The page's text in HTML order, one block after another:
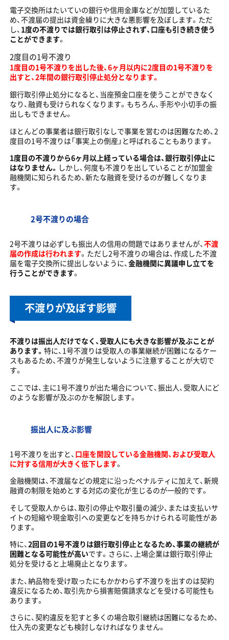
電子交換所はたいていの銀行や信用金庫などが加盟しているた
め、不渡届の提出は資金繰りに大きな悪影響を及ぼします。ただ
し、 1度の不渡りでは銀行取引は停止されず、口座も引き続き使う
ことができます。
2度目の1号不渡り
1度目の1号不渡りを出した後、6ヶ月以内に2度目の1号不渡りを
出すと、2年間の銀行取引停止処分となります。
銀行取引停止処分になると、当座預金口座を使うことができなく
なり、融資も受けられなくなります。もちろん、手形や小切手の振
出しもできません。
ほとんどの事業者は銀行取引なしで事業を営むのは困難なため、2
度目の1号不渡りは「事実上の倒産」と呼ばれることもあります。
1度目の不渡りから6ヶ月以上経っている場合は、銀行取引停止に
はなりません。 しかし、何度も不渡りを出していることが加盟金
融機関に知られるため、新たな融資を受けるのが難しくなりま
す。
2号不渡りの場合
2号不渡りは必ずしも振出人の信用の問題ではありませんが、不渡
届の作成は行われます。ただし2号不渡りの場合は、作成した不渡
届を電子交換所に提出しないように、金融機関に異議申し立てを
行うことができます。
不渡りが及ぼす影響
不渡りは振出人だけでなく、受取人にも大きな影響が及ぶことが
あります。 特に、1号不渡りは受取人の事業継続が困難になるケー
スもあるため、不渡りが発生しないように注意することが大切で
す。
ここでは、主に1号不渡りが出た場合について、振出人、受取人にど
のような影響が及ぶのかを解説します。
振出人に及ぶ影響
1号不渡りを出すと、 口座を開設している金融機関、および受取人
に対する信用が大きく低下します。
金融機関は、不渡届などの規定に沿ったペナルティに加えて、新規
融資の制限を始めとする対応の変化が生じるのが一般的です。
そして受取人からは、取引の停止や取引量の減少、または支払いサ
イトの短縮や現金取引への変更などを持ちかけられる可能性があ
ります。
特に、2回目の1号不渡りは銀行取引停止となるため、事業の継続が
困難となる可能性が高いです。さらに、上場企業は銀行取引停止
処分を受けると上場廃止となります。
また、納品物を受け取ったにもかかわらず不渡りを出すのは契約
違反になるため、取引先から損害賠償請求などを受ける可能性も
あります。
さらに、契約違反を犯すと多くの場合取引継続は困難になるため、
仕入先の変更なども検討しなければなりません。